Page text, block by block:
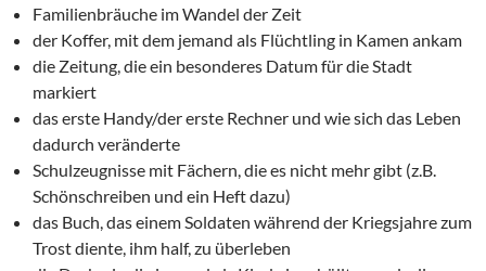
Familienbräuche im Wandel der Zeit
der Koffer, mit dem jemand als Flüchtling in Kamen ankam
die Zeitung, die ein besonderes Datum für die Stadt
markiert
das erste Handy/der erste Rechner und wie sich das Leben
dadurch veränderte
Schulzeugnisse mit Fächern, die es nicht mehr gibt (z.B.
Schönschreiben und ein Heft dazu)
das Buch, das einem Soldaten während der Kriegsjahre zum
Trost diente, ihm half, zu überleben